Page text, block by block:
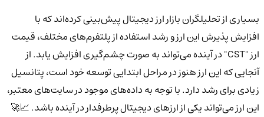
بسیاری از تحلیلگران بازار ارز دیجیتال پیش‌بینی کرده‌اند که با
افزایش پذیرش این ارز و رشد استفاده از پلتفرم‌های مختلف، قیمت
ارز "CST" در آینده می‌تواند به صورت چشم‌گیری افزایش یابد. از
آنجایی که این ارز هنوز در مراحل ابتدایی توسعه خود است، پتانسیل
زیادی برای رشد دارد. با توجه به داده‌های موجود در سایت‌های معتبر،
این ارز می‌تواند یکی از ارزهای دیجیتال پرطرفدار در آینده باشد. 📈🚀